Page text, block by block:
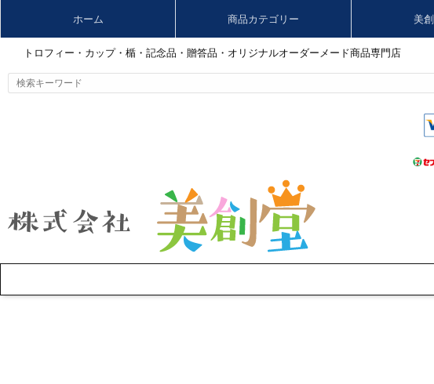
ホーム 商品カテゴリー 美
トロフィー・カップ・楯・記念品・贈答品・オリジナルオーダーメード商品専門店